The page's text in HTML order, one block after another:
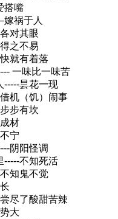
搭嘴
祸于人
对其眼
之不易
就有着落
一味比一味苦
-----昙花一现
机（饥）闹事
步有坎
材
宁
阴阳怪调
-----不知死活
知鬼不觉
尽了酸甜苦辣
大